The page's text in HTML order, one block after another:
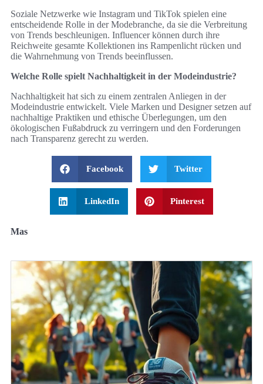
Soziale Netzwerke wie Instagram und TikTok spielen eine
entscheidende Rolle in der Modebranche, da sie die Verbreitung
von Trends beschleunigen. Influencer können durch ihre
Reichweite gesamte Kollektionen ins Rampenlicht rücken und
die Wahrnehmung von Trends beeinflussen.
Welche Rolle spielt Nachhaltigkeit in der Modeindustrie?
Nachhaltigkeit hat sich zu einem zentralen Anliegen in der
Modeindustrie entwickelt. Viele Marken und Designer setzen auf
nachhaltige Praktiken und ethische Überlegungen, um den
ökologischen Fußabdruck zu verringern und den Forderungen
nach Transparenz gerecht zu werden.
Facebook Twitter
LinkedIn Pinterest
Mas